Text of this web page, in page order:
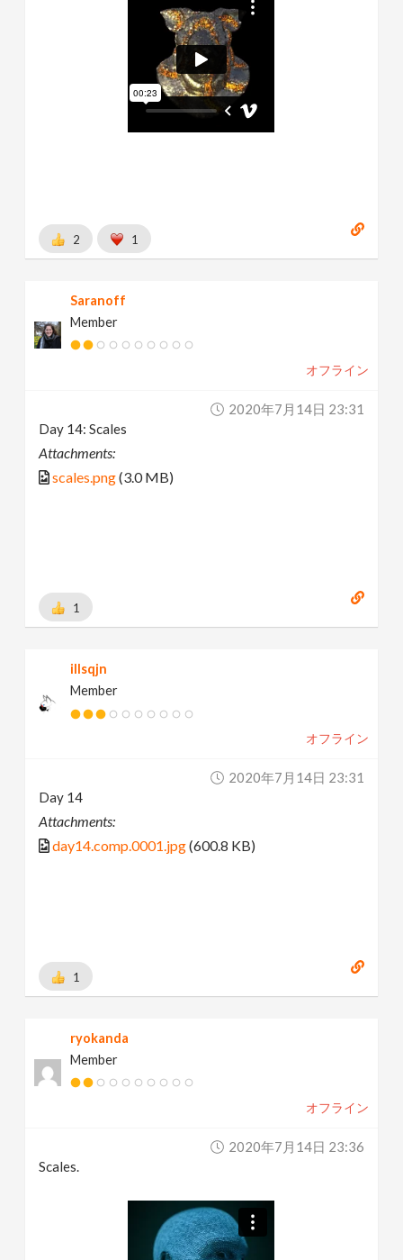
2 1
Saranoff
Member
オフライン
2020年7月14日 23:31
Day 14: Scales
Attachments:
scales.png(3.0 MB)
1
illsqjn
Member
オフライン
2020年7月14日 23:31
Day 14
Attachments:
day14.comp.0001.jpg(600.8 KB)
1
ryokanda
Member
オフライン
2020年7月14日 23:36
Scales.